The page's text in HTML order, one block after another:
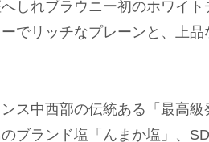
しれブラウニー初のホワイト
ーでリッチなプレーンと、上
ス中西部の伝統ある「最高
ブランド塩「んまか塩」、